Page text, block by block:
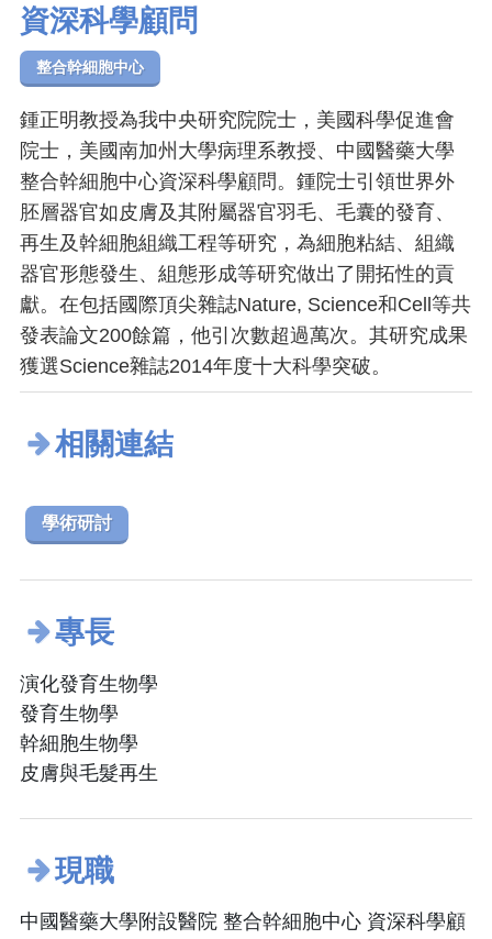
資深科學顧問
整合幹細胞中心
鍾正明教授為我中央研究院院士，美國科學促進會
院士，美國南加州大學病理系教授、中國醫藥大學
整合幹細胞中心資深科學顧問。鍾院士引領世界外
胚層器官如皮膚及其附屬器官羽毛、毛囊的發育、
再生及幹細胞組織工程等研究，為細胞粘結、組織
器官形態發生、組態形成等研究做出了開拓性的貢
獻。在包括國際頂尖雜誌Nature, Science和Cell等共
發表論文200餘篇，他引次數超過萬次。其研究成果
獲選Science雜誌2014年度十大科學突破。
相關連結
學術研討
專長
演化發育生物學
發育生物學
幹細胞生物學
皮膚與毛髮再生
現職
中國醫藥大學附設醫院 整合幹細胞中心 資深科學顧